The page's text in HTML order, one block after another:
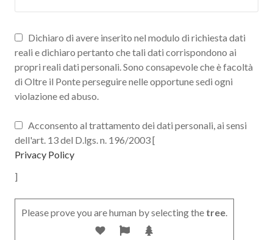
Dichiaro di avere inserito nel modulo di richiesta dati
reali e dichiaro pertanto che tali dati corrispondono ai
propri reali dati personali. Sono consapevole che è facoltà
di Oltre il Ponte perseguire nelle opportune sedi ogni
violazione ed abuso.
Acconsento al trattamento dei dati personali, ai sensi
dell'art. 13 del D.lgs. n. 196/2003 [
Privacy Policy
]
Please prove you are human by selecting the tree.